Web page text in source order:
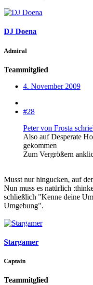
DJ Doena
Admiral
Teammitglied
4. November 2009
#28
Peter von Frosta
Also auf Desperate
gekommen
Zum Vergrößern
Musst nur hingucken, auf
Nun muss es natürlich
schließlich "Kenne deine
Umgebung".
Stargamer
Captain
Teammitglied